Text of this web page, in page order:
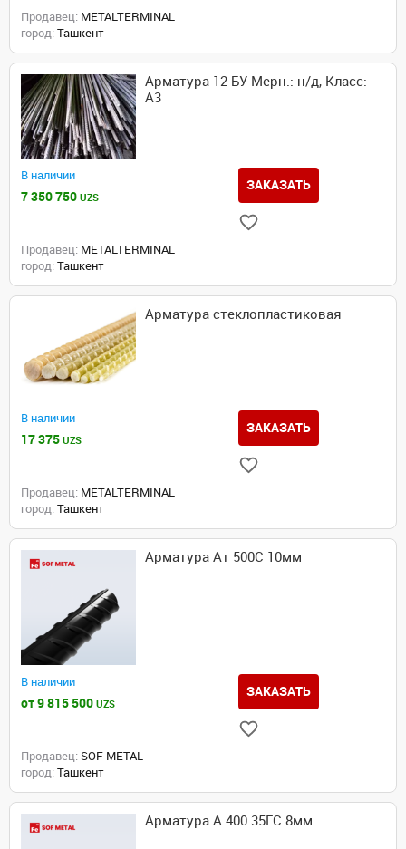
Продавец: METALTERMINAL
город: Ташкент
Арматура 12 БУ Мерн.: н/д, Класс:
А3
В наличии
7 350 750 UZS
ЗАКАЗАТЬ
Продавец: METALTERMINAL
город: Ташкент
Арматура стеклопластиковая
В наличии
17 375 UZS
ЗАКАЗАТЬ
Продавец: METALTERMINAL
город: Ташкент
Арматура Ат 500С 10мм
В наличии
от 9 815 500 UZS
ЗАКАЗАТЬ
Продавец: SOF METAL
город: Ташкент
Арматура А 400 35ГС 8мм